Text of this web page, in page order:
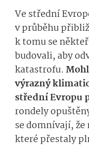
Ve střední
v průběhu
k tomu se
budovali, aby
katastrofu.
výrazný
střední Evropu
rondely
se domnívají,
které přestaly